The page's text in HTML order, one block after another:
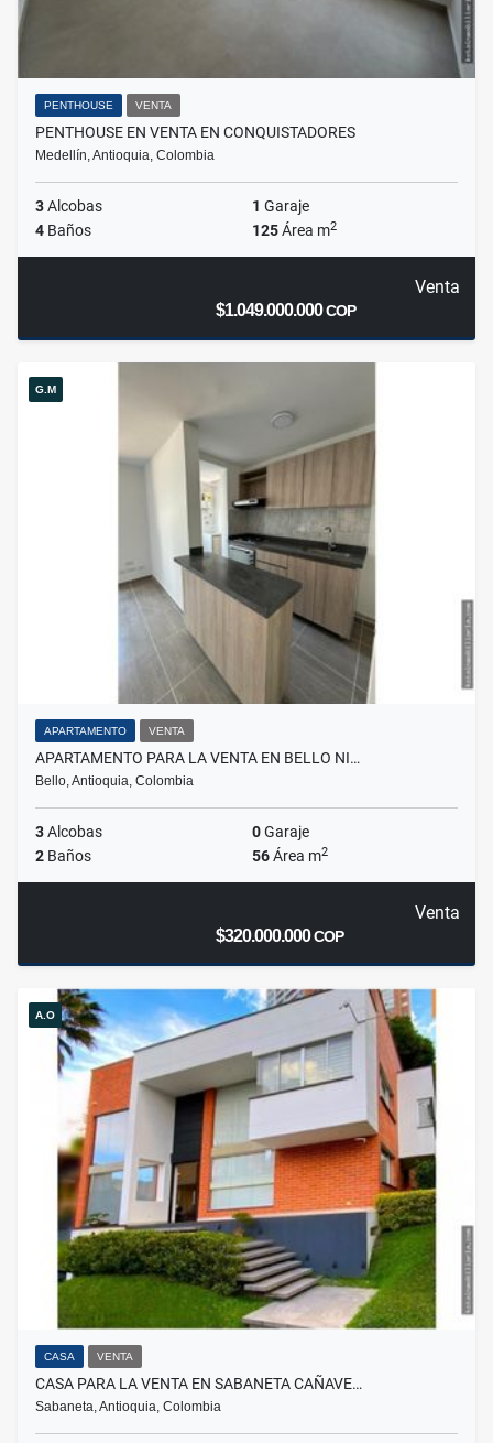
PENTHOUSE VENTA
PENTHOUSE EN VENTA EN CONQUISTADORES
Medellín, Antioquia, Colombia
3Alcobas 1 Garaje
4 Baños 125Área m2
Venta
$1.049.000.000COP
G.M
APARTAMENTO VENTA
APARTAMENTO PARA LA VENTA EN BELLO NI…
Bello, Antioquia, Colombia
3Alcobas 0Garaje
2 Baños 56Área m2
Venta
$320.000.000COP
A.O
CASA VENTA
CASA PARA LA VENTA EN SABANETA CAÑAVE…
Sabaneta, Antioquia, Colombia